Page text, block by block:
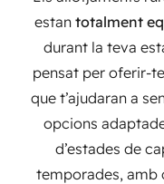
estan totalment
durant la teva
pensat per oferir-
que t’ajudaran a
opcions
d’estades de
temporades, amb